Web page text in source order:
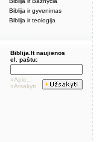
Biblija ir gyvenimas
Biblija ir teologija
Biblija.lt naujienos
el. paštu:
»Apie...
»Atsakyti